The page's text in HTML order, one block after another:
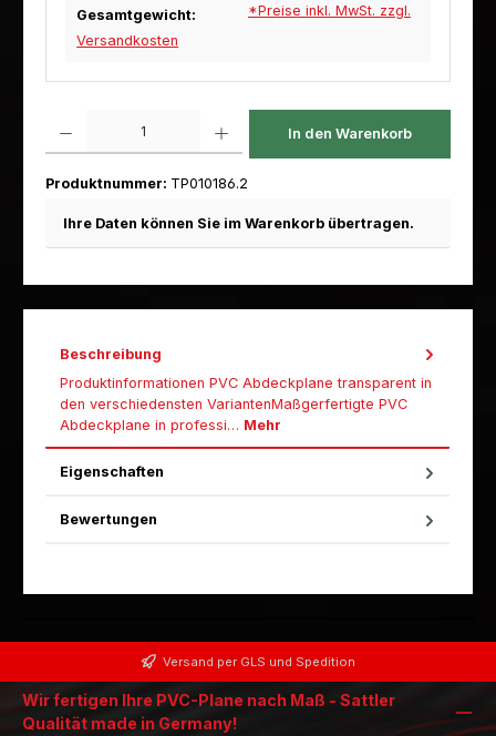
Gesamtgewicht:
*Preise inkl. MwSt. zzgl.
Versandkosten
In den Warenkorb
Produktnummer: TP010186.2
Ihre Daten können Sie im Warenkorb übertragen.
Beschreibung
Produktinformationen PVC Abdeckplane transparent in
den verschiedensten VariantenMaßgerfertigte PVC
Abdeckplane in professi… Mehr
Eigenschaften
Bewertungen
Versand per GLS und Spedition
Wir fertigen Ihre PVC-Plane nach Maß - Sattler
Qualität made in Germany!